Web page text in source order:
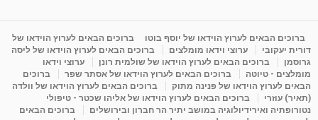
ברוכים הבאים לערוץ הוידאו של יוסף בוטו
ברוכים הבאים לערוץ הוידאו של
דורית יעקובי
ערוצי וידאו מומלצים
ברוכים הבאים לערוץ הוידאו של ליסה
גרוסמן
ברוכים הבאים לערוץ הוידאו של שולמית רונן
ערוצי וידאו
מומלצים - טיוטה
ברוכים הבאים לערוץ הוידאו של אסתר שפר
ברוכים
הבאים לערוץ הוידאו של פנינה מתוק
ברוכים הבאים לערוץ הוידאו של וולדה
(תאיר) עוזרי
ברוכים הבאים לערוץ הוידאו של אליהו שכטר - טיפולי
נטורופתיה ואירידיולוגיה במושב יתיר הר חברון ובירושלים
ברוכים הבאים